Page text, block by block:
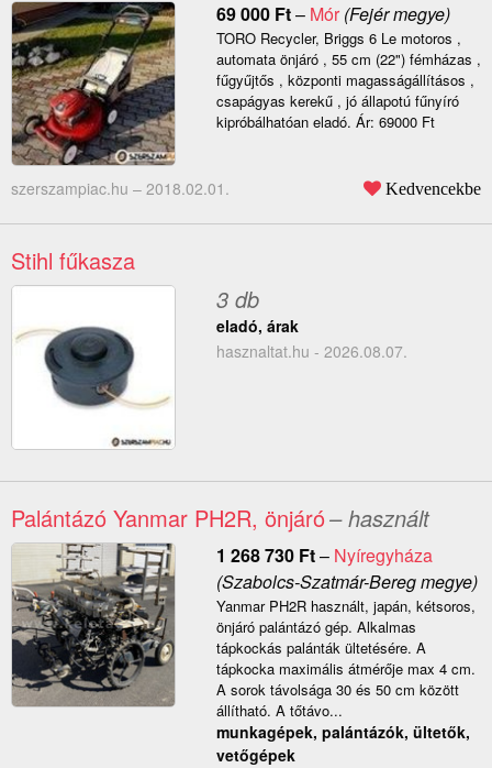
69 000 Ft– Mór(Fejér megye)
TORO Recycler, Briggs 6 Le motoros ,
automata önjáró , 55 cm (22") fémházas ,
fűgyűjtős , központi magasságállításos ,
csapágyas kerekű , jó állapotú fűnyíró
kipróbálhatóan eladó. Ár: 69000 Ft
szerszampiac.hu – 2018.02.01. Kedvencekbe
Stihl fűkasza
3 db
eladó, árak
hasznaltat.hu - 2026.08.07.
Palántázó Yanmar PH2R, önjáró– használt
1 268 730 Ft– Nyíregyháza
(Szabolcs-Szatmár-Bereg megye)
Yanmar PH2R használt, japán, kétsoros,
önjáró palántázó gép. Alkalmas
tápkockás palánták ültetésére. A
tápkocka maximális átmérője max 4 cm.
A sorok távolsága 30 és 50 cm között
állítható. A tőtávo...
munkagépek, palántázók, ültetők,
vetőgépek